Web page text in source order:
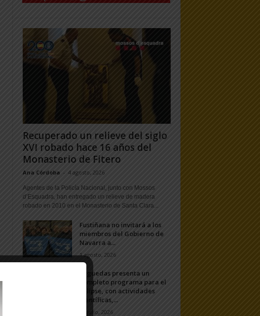
Recuperado un relieve del siglo
XVI robado hace 16 años del
Monasterio de Fitero
Ana Córdoba - 4 agosto, 2026
Agentes de la Policía Nacional, junto con Mossos
d’Esquadra, han entregado un relieve de madera
robado en 2010 en el Monasterio de Santa Clara...
Fustiñana no invitará a los
miembros del Gobierno de
Navarra a...
1 agosto, 2026
Arguedas presenta un
completo programa para el
eclipse, con actividades
científicas,...
20 julio, 2026